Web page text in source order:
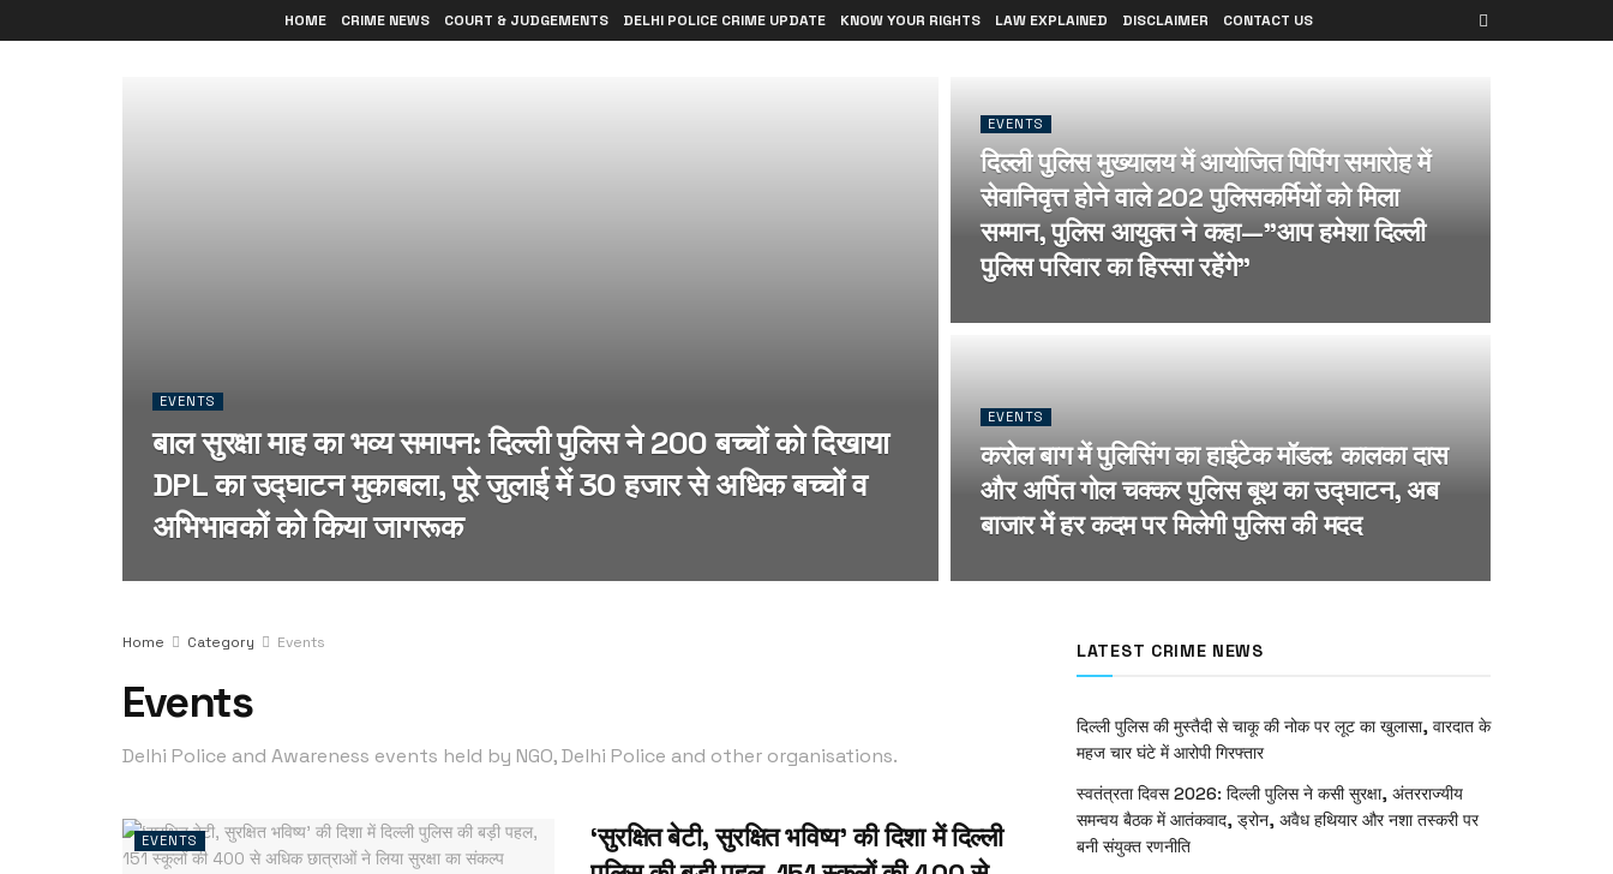
HOME CRIME NEWS COURT & JUDGEMENTS DELHI POLICE CRIME UPDATE KNOW YOUR RIGHTS LAW EXPLAINED DISCLAIMER CONTACT US
EVENTS
बाल सुरक्षा माह का भव्य समापन: दिल्ली पुलिस ने 200 बच्चों को दिखाया
DPL का उद्घाटन मुकाबला, पूरे जुलाई में 30 हजार से अधिक बच्चों व
अभिभावकों को किया जागरूक
EVENTS
दिल्ली पुलिस मुख्यालय में आयोजित पिपिंग समारोह में
सेवानिवृत्त होने वाले 202 पुलिसकर्मियों को मिला
सम्मान, पुलिस आयुक्त ने कहा—”आप हमेशा दिल्ली
पुलिस परिवार का हिस्सा रहेंगे”
EVENTS
करोल बाग में पुलिसिंग का हाईटेक मॉडल: कालका दास
और अर्पित गोल चक्कर पुलिस बूथ का उद्घाटन, अब
बाजार में हर कदम पर मिलेगी पुलिस की मदद
Home Category Events
Events
Delhi Police and Awareness events held by NGO, Delhi Police and other organisations.
EVENTS
‘सुरक्षित बेटी, सुरक्षित भविष्य’ की दिशा में दिल्ली
LATEST CRIME NEWS
दिल्ली पुलिस की मुस्तैदी से चाकू की नोक पर लूट का खुलासा, वारदात के
महज चार घंटे में आरोपी गिरफ्तार
स्वतंत्रता दिवस 2026: दिल्ली पुलिस ने कसी सुरक्षा, अंतरराज्यीय
समन्वय बैठक में आतंकवाद, ड्रोन, अवैध हथियार और नशा तस्करी पर
बनी संयुक्त रणनीति